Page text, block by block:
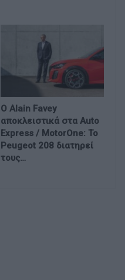
Ο Alain Favey
αποκλειστικά στα Auto
Express / MotorOne: Το
Peugeot 208 διατηρεί
τους…